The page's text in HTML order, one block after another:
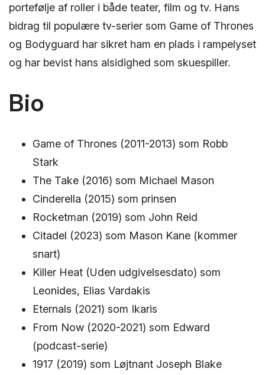
portefølje af roller i både teater, film og tv. Hans
bidrag til populære tv-serier som Game of Thrones
og Bodyguard har sikret ham en plads i rampelyset
og har bevist hans alsidighed som skuespiller.
Bio
Game of Thrones (2011-2013) som Robb
Stark
The Take (2016) som Michael Mason
Cinderella (2015) som prinsen
Rocketman (2019) som John Reid
Citadel (2023) som Mason Kane (kommer
snart)
Killer Heat (Uden udgivelsesdato) som
Leonides, Elias Vardakis
Eternals (2021) som Ikaris
From Now (2020-2021) som Edward
(podcast-serie)
1917 (2019) som Løjtnant Joseph Blake